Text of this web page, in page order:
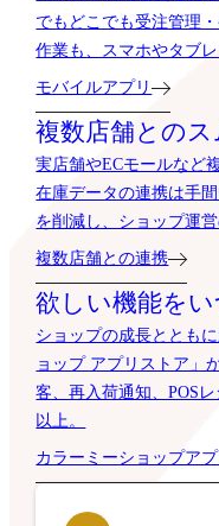
でもどこでも受注管理
作業も、スマホやタブ
モバイルアプリ
複数店舗との
実店舗やECモールなど
在庫データの連携は手
を削減し、ショップ運
複数店舗との連携
欲しい機能を
ショップの成長ととも
ョップ アプリストア」
客、再入荷通知、POS
以上。
カラーミーショップア